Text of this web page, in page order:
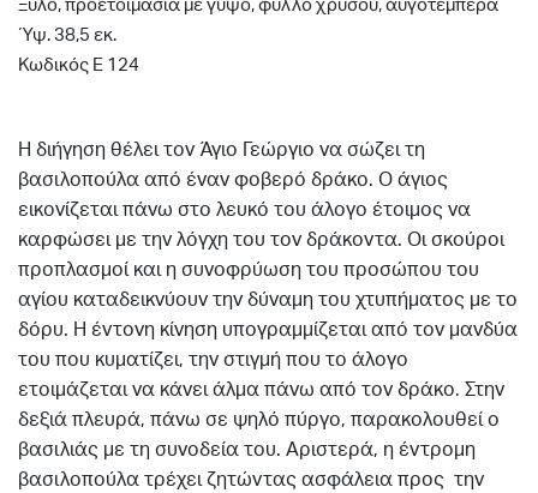
Ύψ. 38,5 εκ.
Κωδικός Ε 124
Η διήγηση θέλει τον Άγιο Γεώργιο να σώζει τη
βασιλοπούλα από έναν φοβερό δράκο. Ο άγιος
εικονίζεται πάνω στο λευκό του άλογο έτοιμος να
καρφώσει με την λόγχη του τον δράκοντα. Οι σκούροι
προπλασμοί και η συνοφρύωση του προσώπου του
αγίου καταδεικνύουν την δύναμη του χτυπήματος με το
δόρυ. Η έντονη κίνηση υπογραμμίζεται από τον μανδύα
του που κυματίζει, την στιγμή που το άλογο
ετοιμάζεται να κάνει άλμα πάνω από τον δράκο. Στην
δεξιά πλευρά, πάνω σε ψηλό πύργο, παρακολουθεί ο
βασιλιάς με τη συνοδεία του. Αριστερά, η έντρομη
βασιλοπούλα τρέχει ζητώντας ασφάλεια προς την